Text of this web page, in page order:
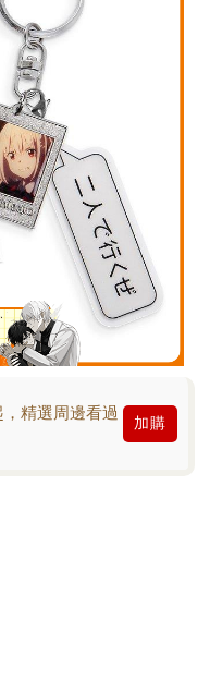
精選周邊看過
加購